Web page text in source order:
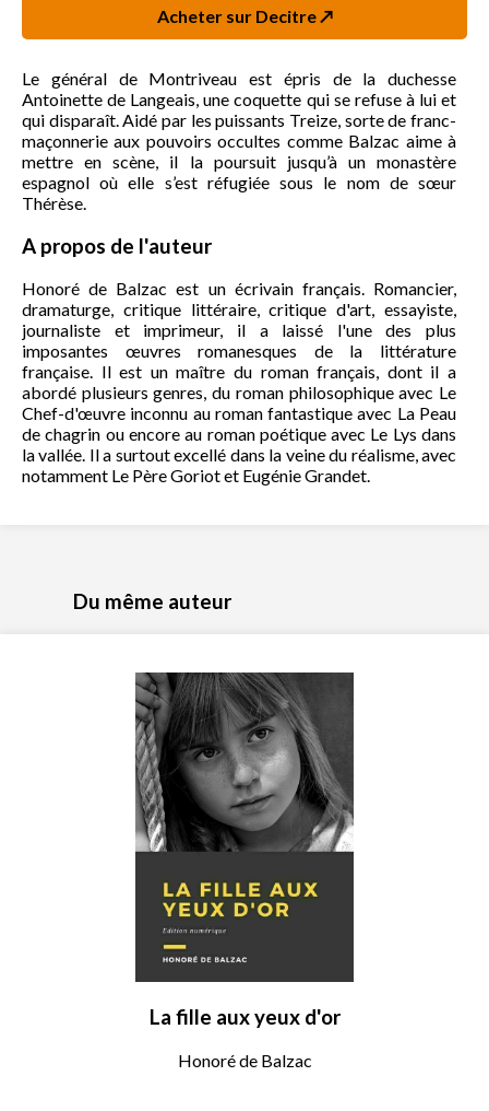
Le général de Montriveau est épris de la duchesse
Antoinette de Langeais, une coquette qui se refuse à lui et
qui disparaît. Aidé par les puissants Treize, sorte de franc-
maçonnerie aux pouvoirs occultes comme Balzac aime à
mettre en scène, il la poursuit jusqu’à un monastère
espagnol où elle s’est réfugiée sous le nom de sœur
Thérèse.
A propos de l'auteur
Honoré de Balzac est un écrivain français. Romancier,
dramaturge, critique littéraire, critique d'art, essayiste,
journaliste et imprimeur, il a laissé l'une des plus
imposantes œuvres romanesques de la littérature
française. Il est un maître du roman français, dont il a
abordé plusieurs genres, du roman philosophique avec Le
Chef-d'œuvre inconnu au roman fantastique avec La Peau
de chagrin ou encore au roman poétique avec Le Lys dans
la vallée. Il a surtout excellé dans la veine du réalisme, avec
notamment Le Père Goriot et Eugénie Grandet.
Acheter sur Decitre ↗️
Du même auteur
La fille aux yeux d'or
Honoré de Balzac